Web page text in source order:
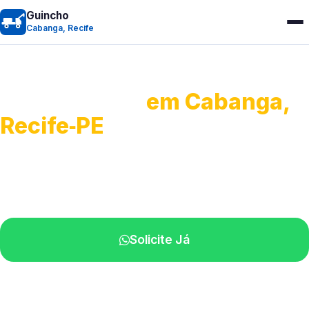
Guincho
Cabanga, Recife
em Cabanga,
Recife‑PE
Solicite Já